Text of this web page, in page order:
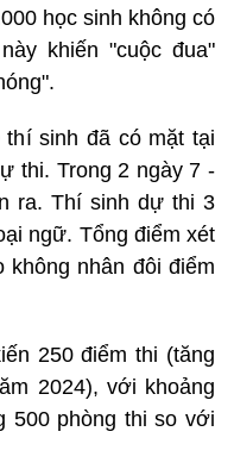
học sinh không có
khiến "cuộc đua"
thí sinh đã có mặt tại
thi. Trong 2 ngày 7 -
ra. Thí sinh dự thi 3
ngữ. Tổng điểm xét
không nhân đôi điểm
250 điểm thi (tăng
2024), với khoảng
500 phòng thi so với